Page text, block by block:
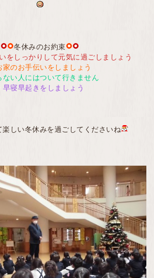
冬休みのお約束
をしっかりして元気に過ごしましょう
家のお手伝いをしましょう
ない人にはついて行きません
早寝早起きをしましょう
楽しい冬休みを過ごしてくださいね